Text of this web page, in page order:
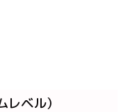
ベル）